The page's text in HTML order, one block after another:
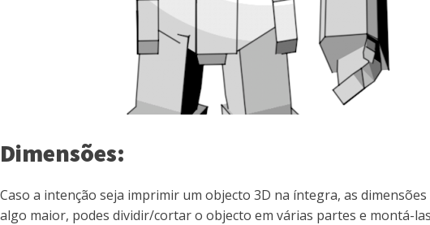
Dimensões:
Caso a intenção seja imprimir um objecto 3D na íntegra, as
algo maior, podes dividir/cortar o objecto em várias partes e montá-